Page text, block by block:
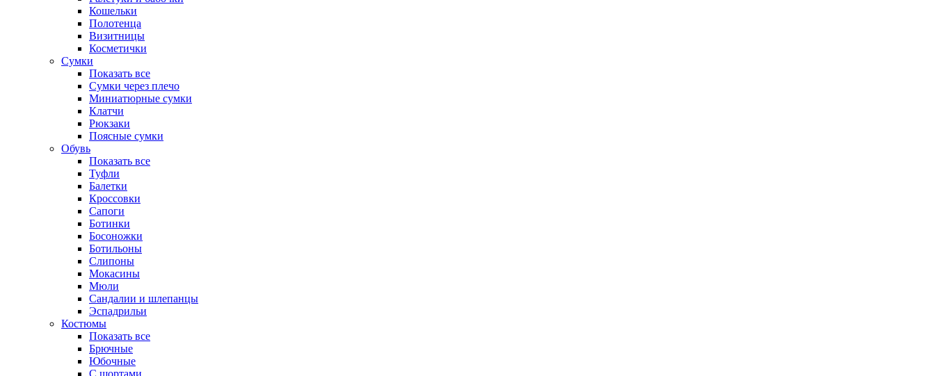
Кошельки
Полотенца
Визитницы
Косметички
Сумки
Показать все
Сумки через плечо
Миниатюрные cумки
Клатчи
Рюкзаки
Поясные сумки
Обувь
Показать все
Туфли
Балетки
Кроссовки
Сапоги
Ботинки
Босоножки
Ботильоны
Слипоны
Мокасины
Мюли
Сандалии и шлепанцы
Эспадрильи
Костюмы
Показать все
Брючные
Юбочные
С шортами